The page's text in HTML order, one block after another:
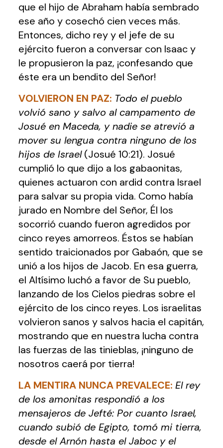
que el hijo de Abraham había sembrado
ese año y cosechó cien veces más.
Entonces, dicho rey y el jefe de su
ejército fueron a conversar con Isaac y
le propusieron la paz, ¡confesando que
éste era un bendito del Señor!
VOLVIERON EN PAZ: Todo el pueblo
volvió sano y salvo al campamento de
Josué en Maceda, y nadie se atrevió a
mover su lengua contra ninguno de los
hijos de Israel(Josué 10:21). Josué
cumplió lo que dijo a los gabaonitas,
quienes actuaron con ardid contra Israel
para salvar su propia vida. Como había
jurado en Nombre del Señor, Él los
socorrió cuando fueron agredidos por
cinco reyes amorreos. Éstos se habían
sentido traicionados por Gabaón, que se
unió a los hijos de Jacob. En esa guerra,
el Altísimo luchó a favor de Su pueblo,
lanzando de los Cielos piedras sobre el
ejército de los cinco reyes. Los israelitas
volvieron sanos y salvos hacia el capitán,
mostrando que en nuestra lucha contra
las fuerzas de las tinieblas, ¡ninguno de
nosotros caerá por tierra!
LA MENTIRA NUNCA PREVALECE: El rey
de los amonitas respondió a los
mensajeros de Jefté: Por cuanto Israel,
cuando subió de Egipto, tomó mi tierra,
desde el Arnón hasta el Jaboc y el